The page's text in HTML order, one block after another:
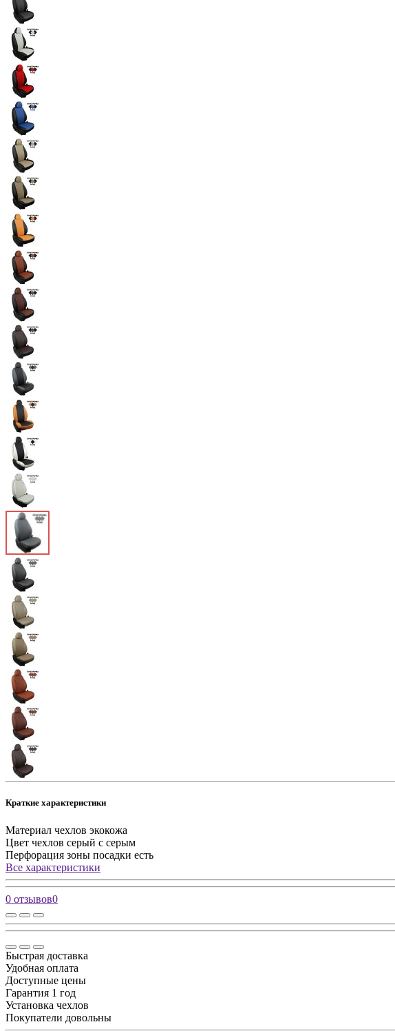
Краткие характеристики
Материал чехлов экокожа
Цвет чехлов серый с серым
Перфорация зоны посадки есть
Все характеристики
0 отзывов0
Быстрая доставка
Удобная оплата
Доступные цены
Гарантия 1 год
Установка чехлов
Покупатели довольны